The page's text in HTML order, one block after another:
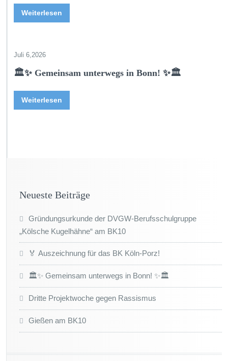
Weiterlesen
Juli 6,2026
🏛️✨ Gemeinsam unterwegs in Bonn! ✨🏛️
Weiterlesen
Neueste Beiträge
Gründungsurkunde der DVGW-Berufsschulgruppe
„Kölsche Kugelhähne“ am BK10
🏅 Auszeichnung für das BK Köln-Porz!
🏛️✨ Gemeinsam unterwegs in Bonn! ✨🏛️
Dritte Projektwoche gegen Rassismus
Gießen am BK10